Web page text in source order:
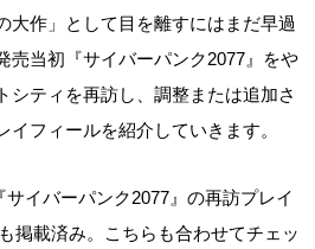
大作」として目を離すにはまだ早過
売当初『サイバーパンク2077』をや
シティを再訪し、調整または追加さ
フィールを紹介していきます。
イバーパンク2077』の再訪プレイ
掲載済み。こちらも合わせてチェッ